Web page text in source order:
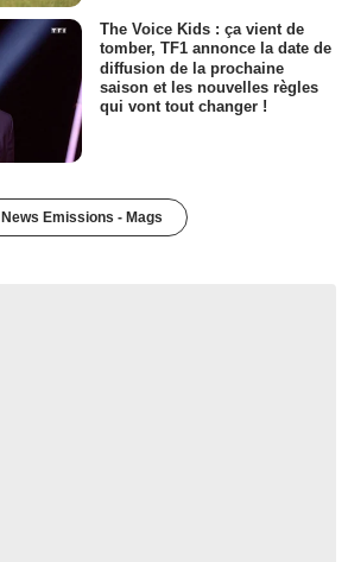
The Voice Kids : ça vient de
tomber, TF1 annonce la date de
diffusion de la prochaine
saison et les nouvelles règles
qui vont tout changer !
News Emissions - Mags